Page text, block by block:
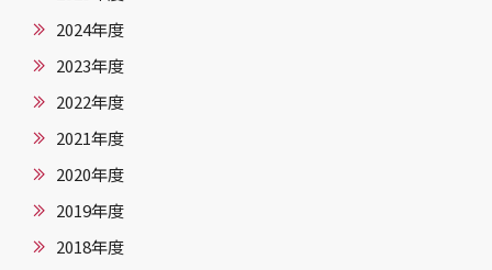
2024年度
2023年度
2022年度
2021年度
2020年度
2019年度
2018年度